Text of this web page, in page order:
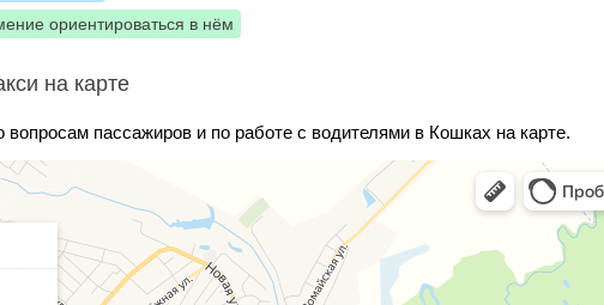
ориентироваться в нём
на карте
вопросам пассажиров и по работе с водителями в Кошках на карте.